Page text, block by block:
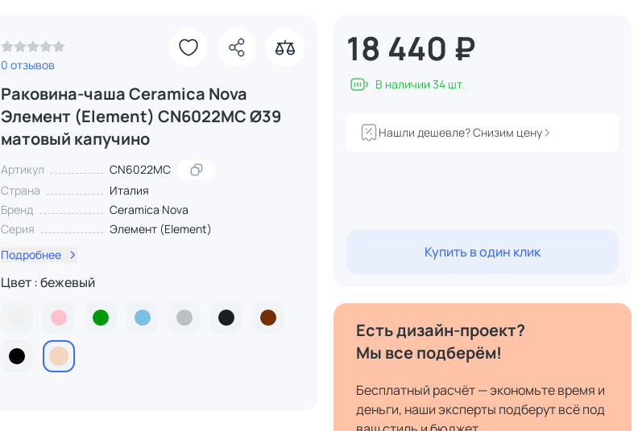
0 отзывов
Раковина-чаша Ceramica Nova
Элемент (Element) CN6022MC Ø39
матовый капучино
Артикул
CN6022MC
Страна
Италия
Бренд
Ceramica Nova
Серия
Элемент (Element)
Подробнее
Цвет : бежевый
18 440 ₽
В наличии 34 шт.
Нашли дешевле? Снизим цену
Купить в один клик
Есть дизайн-проект?
Мы все подберём!
Бесплатный расчёт — экономьте время и
деньги, наши эксперты подберут всё под